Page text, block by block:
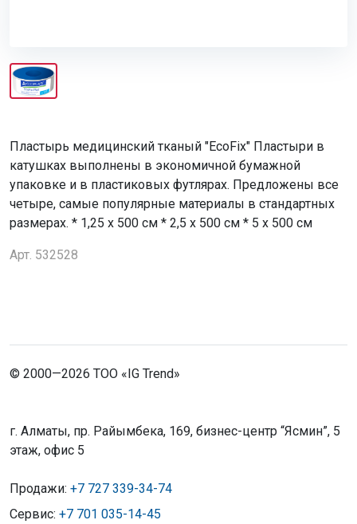
Пластырь медицинский тканый "EcoFix" Пластыри в
катушках выполнены в экономичной бумажной
упаковке и в пластиковых футлярах. Предложены все
четыре, самые популярные материалы в стандартных
размерах. * 1,25 x 500 см * 2,5 x 500 см * 5 x 500 см
Арт. 532528
© 2000—2026 ТОО «IG Trend»
г. Алматы, пр. Райымбека, 169, бизнес-центр “Ясмин”, 5
этаж, офис 5
Продажи: +7 727 339-34-74
Сервис: +7 701 035-14-45